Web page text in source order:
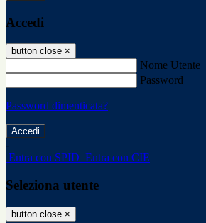
Accedi
button close ×
Nome Utente
Password
Password dimenticata?
-
Entra con SPID Entra con CIE
Seleziona utente
button close ×